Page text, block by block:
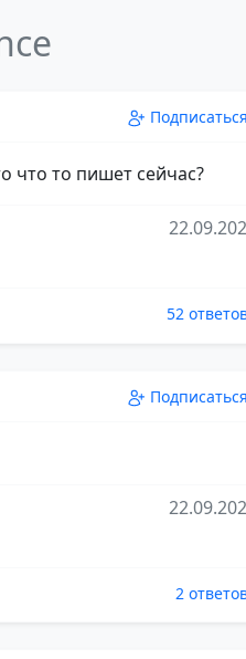
Подписаться
что то пишет сейчас?
52
Подписаться
2